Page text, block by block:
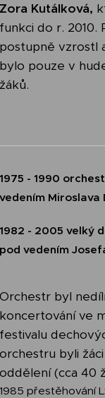
Zora Kutálková,
funkci do r. 2010.
postupně vzrostl
bylo pouze v
žáků.
1975 - 1990
vedením Miroslava
1982 - 2005 velký
pod vedením
Orchestr byl
koncertování ve
festivalu
orchestru byli
oddělení (cca 40
1985 přestěhování